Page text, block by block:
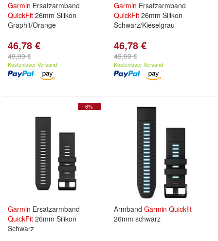
Garmin Ersatzarmband
QuickFit 26mm Silikon
Graphit/Orange
46,78 €
49,99 €
Kostenloser Versand
Garmin Ersatzarmband
QuickFit 26mm Silikon
Schwarz/Kieselgrau
46,78 €
49,99 €
Kostenloser Versand
- 6%
Garmin Ersatzarmband
QuickFit 26mm Silikon
Schwarz
Armband Garmin Quickfit
26mm schwarz